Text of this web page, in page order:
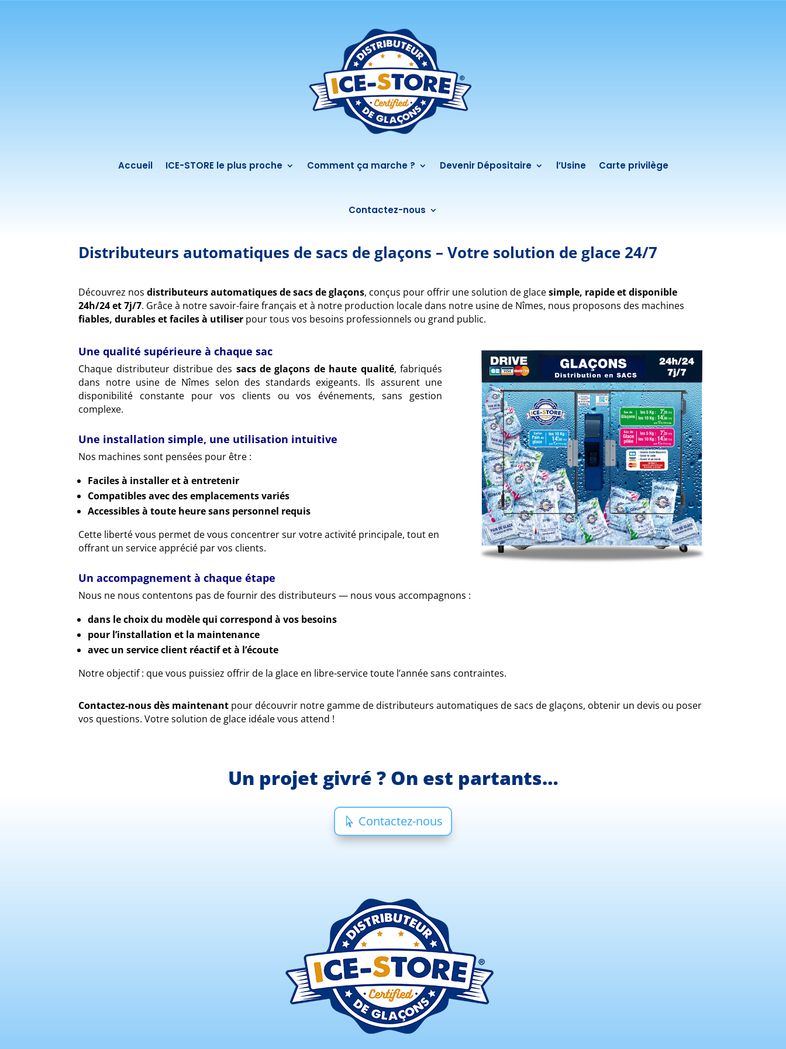
Accueil ICE-STORE le plus proche Comment ça marche ? Devenir Dépositaire l’Usine Carte privilège
Contactez-nous
Distributeurs automatiques de sacs de glaçons – Votre solution de glace 24/7
Découvrez nosdistributeurs automatiques de sacs de glaçons, conçus pour offrir une solution de glacesimple, rapide et disponible
24h/24 et 7j/7. Grâce à notre savoir-faire français et à notre production locale dans notre usine de Nîmes, nous proposons des machines
fiables, durables et faciles à utiliser pour tous vos besoins professionnels ou grand public.
Une qualité supérieure à chaque sac
Chaque distributeur distribue des sacs de glaçons de haute qualité, fabriqués
dans notre usine de Nîmes selon des standards exigeants. Ils assurent une
disponibilité constante pour vos clients ou vos événements, sans gestion
complexe.
Une installation simple, une utilisation intuitive
Nos machines sont pensées pour être :
Faciles à installer et à entretenir
Compatibles avec des emplacements variés
Accessibles à toute heure sans personnel requis
Cette liberté vous permet de vous concentrer sur votre activité principale, tout en
offrant un service apprécié par vos clients.
Un accompagnement à chaque étape
Nous ne nous contentons pas de fournir des distributeurs — nous vous accompagnons :
dans le choix du modèle qui correspond à vos besoins
pour l’installation et la maintenance
avec un service client réactif et à l’écoute
Notre objectif : que vous puissiez offrir de la glace en libre-service toute l’année sans contraintes.
Contactez-nous dès maintenant pour découvrir notre gamme de distributeurs automatiques de sacs de glaçons, obtenir un devis ou poser
vos questions. Votre solution de glace idéale vous attend !
Un projet givré ? On est partants…
Contactez-nous